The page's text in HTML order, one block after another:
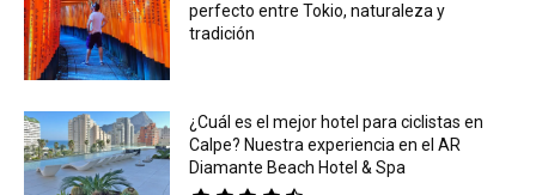
perfecto entre Tokio, naturaleza y
tradición
¿Cuál es el mejor hotel para ciclistas en
Calpe? Nuestra experiencia en el AR
Diamante Beach Hotel & Spa